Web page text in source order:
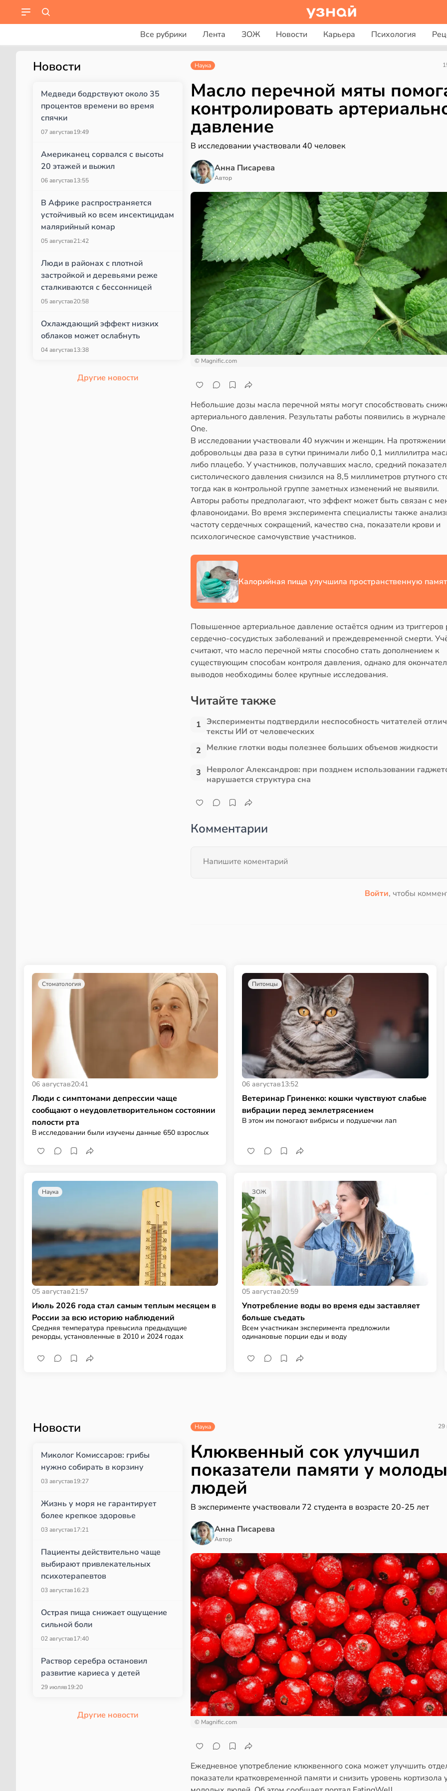
Все рубрики Лента ЗОЖ Новости Карьера Психология
Новости
Медведи бодрствуют около 35
процентов времени во время
спячки
07 августав19:49
Американец сорвался с высоты
20 этажей и выжил
06 августав13:55
В Африке распространяется
устойчивый ко всем инсектицидам
малярийный комар
05 августав21:42
Люди в районах с плотной
застройкой и деревьями реже
сталкиваются с бессонницей
05 августав20:58
Охлаждающий эффект низких
облаков может ослабнуть
04 августав13:38
Другие новости
Наука
Масло перечной мяты
контролировать
давление
В исследовании участвовали 40 человек
Анна Писарева
Автор
© Magnific.com
Небольшие дозы масла перечной мяты могут способствовать
артериального давления. Результаты работы появились в журнале
One.
В исследовании участвовали 40 мужчин и женщин. На
добровольцы два раза в сутки принимали либо 0,1 миллилитра
либо плацебо. У участников, получавших масло, средний
систолического давления снизился на 8,5 миллиметров ртутного
тогда как в контрольной группе заметных изменений не выявили.
Авторы работы предполагают, что эффект может быть связан с
флавоноидами. Во время эксперимента специалисты также
частоту сердечных сокращений, качество сна, показатели крови и
психологическое самочувствие участников.
Калорийная пища улучшила пространственную
Повышенное артериальное давление остаётся одним из триггеров
сердечно-сосудистых заболеваний и преждевременной смерти.
считают, что масло перечной мяты способно стать дополнением к
существующим способам контроля давления, однако для
выводов необходимы более крупные исследования.
Читайте также
1 Эксперименты подтвердили неспособность читателей
тексты ИИ от человеческих
2 Мелкие глотки воды полезнее больших объемов жидкости
3 Невролог Александров: при позднем использовании
нарушается структура сна
Комментарии
Войти, чтобы
Стоматология
06 августав20:41
Люди с симптомами депрессии чаще
сообщают о неудовлетворительном состоянии
полости рта
В исследовании были изучены данные 650 взрослых
Питомцы
06 августав13:52
Ветеринар Гриненко: кошки чувствуют слабые
вибрации перед землетрясением
В этом им помогают вибрисы и подушечки лап
Наука
05 августав21:57
Июль 2026 года стал самым теплым месяцем в
России за всю историю наблюдений
Средняя температура превысила предыдущие
рекорды, установленные в 2010 и 2024 годах
ЗОЖ
05 августав20:59
Употребление воды во время еды заставляет
больше съедать
Всем участникам эксперимента предложили
одинаковые порции еды и воду
Новости
Миколог Комиссаров: грибы
нужно собирать в корзину
03 августав19:27
Жизнь у моря не гарантирует
более крепкое здоровье
03 августав17:21
Пациенты действительно чаще
выбирают привлекательных
психотерапевтов
03 августав16:23
Острая пища снижает ощущение
сильной боли
02 августав17:40
Раствор серебра остановил
развитие кариеса у детей
29 июляв19:20
Другие новости
Наука 29
Клюквенный сок улучшил
показатели памяти у
людей
В эксперименте участвовали 72 студента в возрасте 20-25 лет
Анна Писарева
Автор
© Magnific.com
Ежедневное употребление клюквенного сока может улучшить
показатели кратковременной памяти и снизить уровень кортизола